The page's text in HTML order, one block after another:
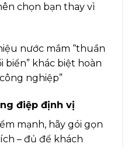
chọn bạn thay vì
nước mắm “thuần
biển” khác biệt hoàn
nghiệp”
điệp định vị
mạnh, hãy gói gọn
– đủ để khách